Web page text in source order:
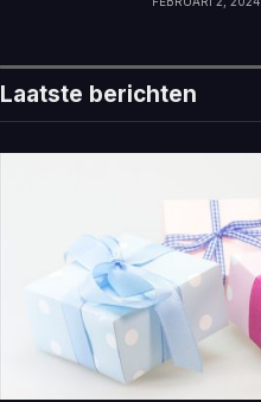
Laatste berichten